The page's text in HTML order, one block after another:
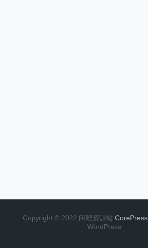
Copyright © 2022 闲吧资源站 CorePress
WordPress